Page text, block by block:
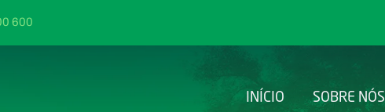
600
INÍCIO SOBRE NÓS